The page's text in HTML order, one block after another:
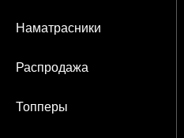
Наматрасники
Распродажа
Топперы